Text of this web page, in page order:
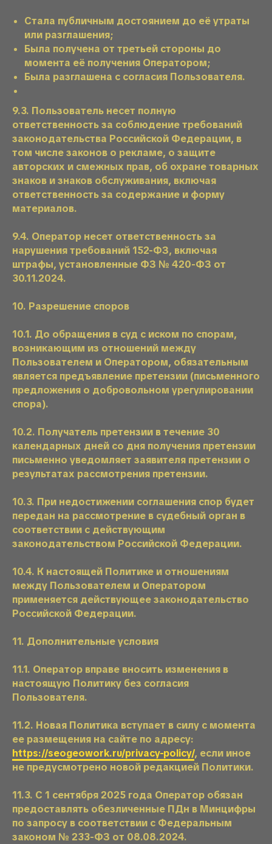
Стала публичным достоянием до её утраты
или разглашения;
Была получена от третьей стороны до
момента её получения Оператором;
Была разглашена с согласия Пользователя.
9.3. Пользователь несет полную
ответственность за соблюдение требований
законодательства Российской Федерации, в
том числе законов о рекламе, о защите
авторских и смежных прав, об охране товарных
знаков и знаков обслуживания, включая
ответственность за содержание и форму
материалов.
9.4. Оператор несет ответственность за
нарушения требований 152-ФЗ, включая
штрафы, установленные ФЗ № 420-ФЗ от
30.11.2024.
10. Разрешение споров
10.1. До обращения в суд с иском по спорам,
возникающим из отношений между
Пользователем и Оператором, обязательным
является предъявление претензии (письменного
предложения о добровольном урегулировании
спора).
10.2. Получатель претензии в течение 30
календарных дней со дня получения претензии
письменно уведомляет заявителя претензии о
результатах рассмотрения претензии.
10.3. При недостижении соглашения спор будет
передан на рассмотрение в судебный орган в
соответствии с действующим
законодательством Российской Федерации.
10.4. К настоящей Политике и отношениям
между Пользователем и Оператором
применяется действующее законодательство
Российской Федерации.
11. Дополнительные условия
11.1. Оператор вправе вносить изменения в
настоящую Политику без согласия
Пользователя.
11.2. Новая Политика вступает в силу с момента
ее размещения на сайте по адресу:
https://seogeowork.ru/privacy-policy/, если иное
не предусмотрено новой редакцией Политики.
11.3. С 1 сентября 2025 года Оператор обязан
предоставлять обезличенные ПДн в Минцифры
по запросу в соответствии с Федеральным
законом № 233-ФЗ от 08.08.2024.